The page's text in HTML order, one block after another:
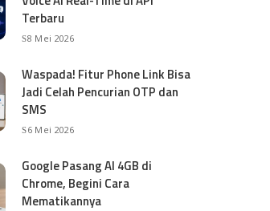
Terbaru
8 Mei 2026
Waspada! Fitur Phone Link Bisa
Jadi Celah Pencurian OTP dan
SMS
6 Mei 2026
Google Pasang AI 4GB di
Chrome, Begini Cara
Mematikannya